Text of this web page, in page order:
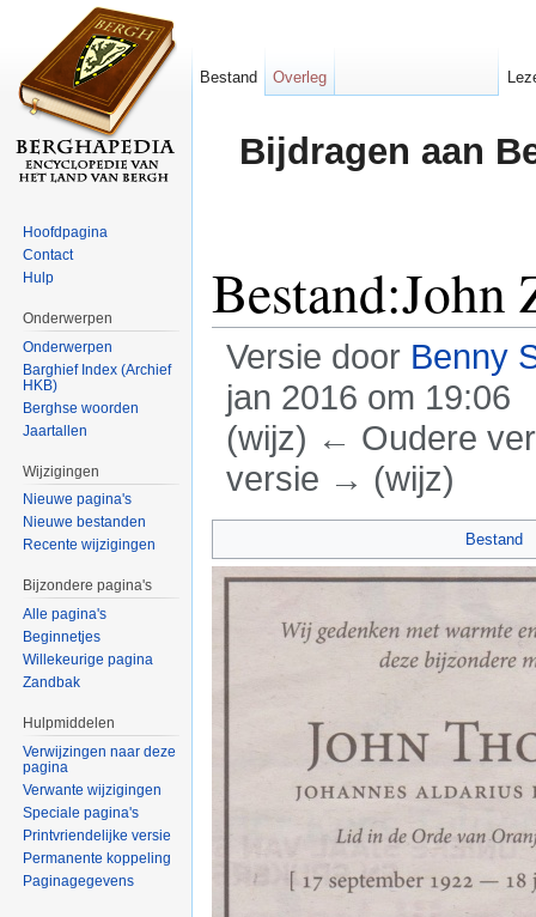
Bijdragen aan
Bestand:John
Versie door Benny
jan 2016 om 19:06
(wijz) ← Oudere
versie → (wijz)
Bestand
Bestand Overleg
Hoofdpagina
Contact
Hulp
Onderwerpen
Onderwerpen
Barghief Index (Archief
HKB)
Berghse woorden
Jaartallen
Wijzigingen
Nieuwe pagina's
Nieuwe bestanden
Recente wijzigingen
Bijzondere pagina's
Alle pagina's
Beginnetjes
Willekeurige pagina
Zandbak
Hulpmiddelen
Verwijzingen naar deze
pagina
Verwante wijzigingen
Speciale pagina's
Printvriendelijke versie
Permanente koppeling
Paginagegevens